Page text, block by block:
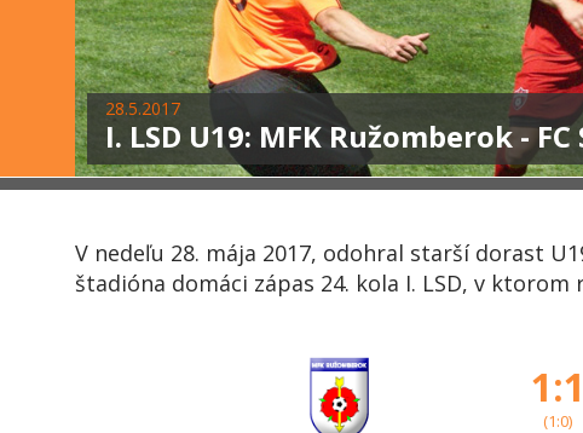
28.5.2017
I. LSD U19: MFK Ružomberok -
V nedeľu 28. mája 2017, odohral starší dorast
štadióna domáci zápas 24. kola I. LSD, v
1:1
(1:0)